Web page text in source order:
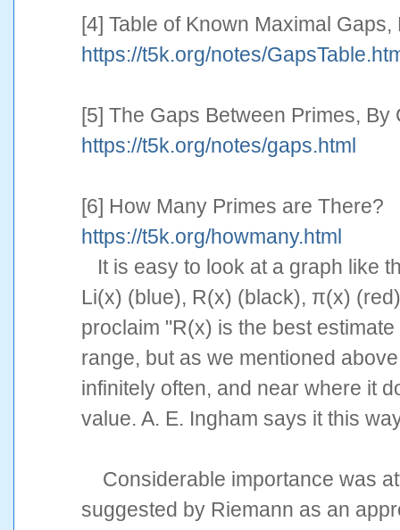
[4] Table of Known Maximal
https://t5k.org/notes/
[5] The Gaps Between Primes, By
https://t5k.org/notes/gaps.html
[6] How Many Primes are There?
https://t5k.org/howmany.html
It is easy to look at a graph like
Li(x) (blue), R(x) (black), π(x)
proclaim "R(x) is the best
range, but as we mentioned
infinitely often, and near where it
value. A. E. Ingham says it this
Considerable importance was
suggested by Riemann as an